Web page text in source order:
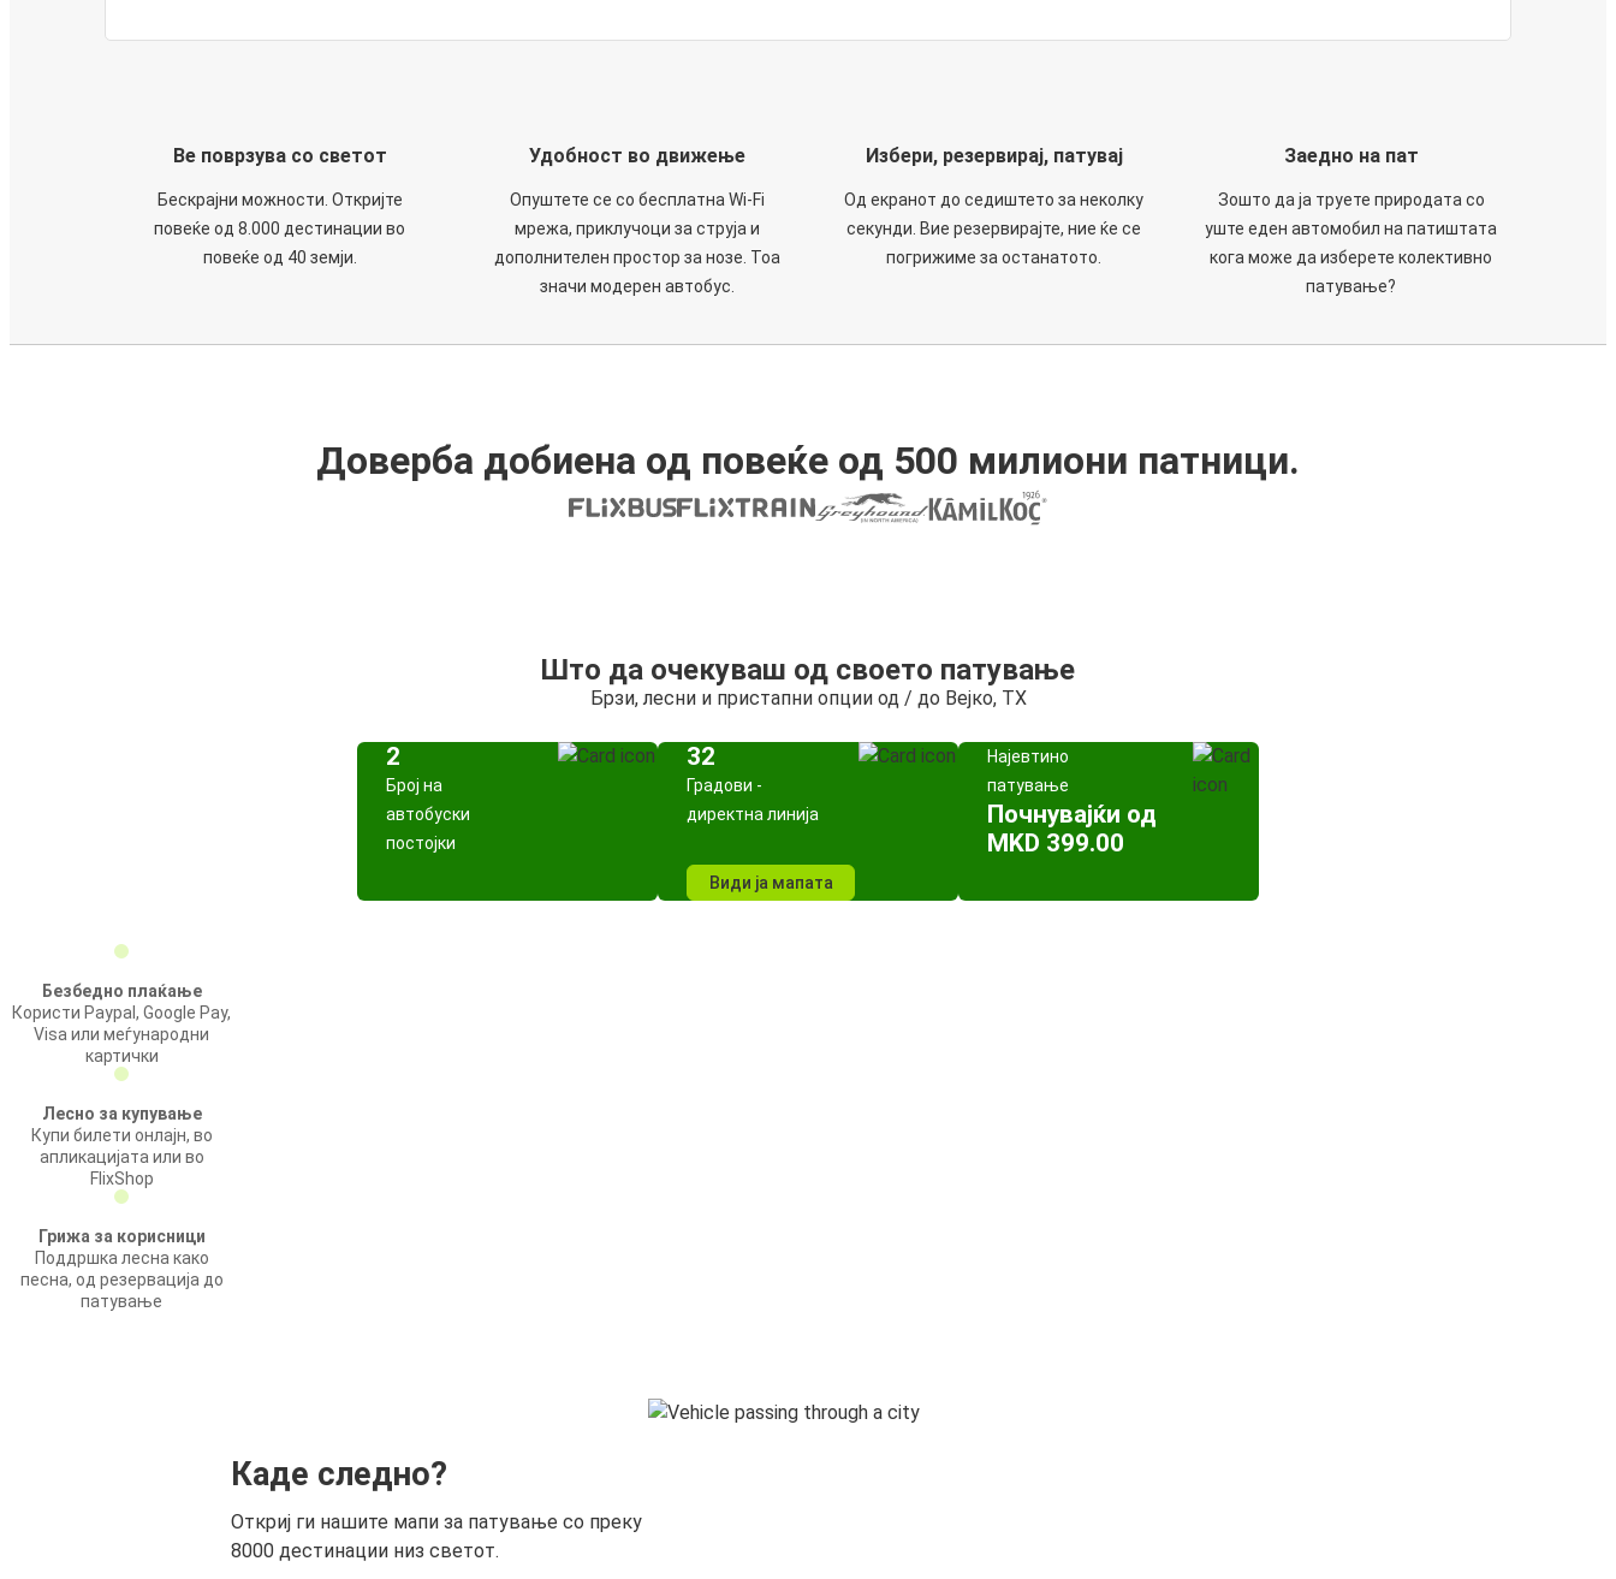
Ве поврзува со светот
Бескрајни можности. Откријте
повеќе од 8.000 дестинации во
повеќе од 40 земји.
Удобност во движење
Опуштете се со бесплатна Wi-Fi
мрежа, приклучоци за струја и
дополнителен простор за нозе. Тоа
значи модерен автобус.
Избери, резервирај, патувај
Од екранот до седиштето за неколку
секунди. Вие резервирајте, ние ќе се
погрижиме за останатото.
Заедно на пат
Зошто да ја труете природата со
уште еден автомобил на патиштата
кога може да изберете колективно
патување?
Доверба добиена од повеќе од 500 милиони патници.
Што да очекуваш од своето патување
Брзи, лесни и пристапни опции од / до Вејко, TX
2
Број на
автобуски
постојки
32
Градови -
директна линија
Види ја мапата
Најевтино
патување
Почнувајќи од
MKD 399.00
Безбедно плаќање
Користи Paypal, Google Pay,
Visa или меѓународни
картички
Лесно за купување
Купи билети онлајн, во
апликацијата или во
FlixShop
Грижа за корисници
Поддршка лесна како
песна, од резервација до
патување
Каде следно?
Откриј ги нашите мапи за патување со преку
8000 дестинации низ светот.